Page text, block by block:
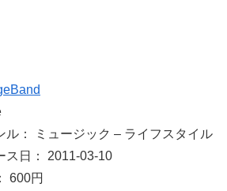
ル： ミュージック – ライフスタイル
ス日： 2011-03-10
600円